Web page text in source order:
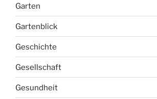
Garten
Gartenblick
Geschichte
Gesellschaft
Gesundheit